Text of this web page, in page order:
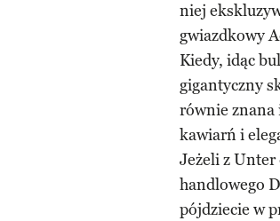
niej
gwiazdkowy
Kiedy, idąc
gigantyczny
równie znana
kawiarń i
Jeżeli z
handlowego
pójdziecie w